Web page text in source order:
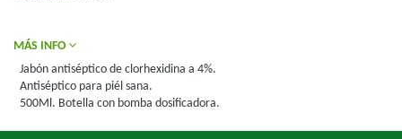
MÁS INFO
Jabón antiséptico de clorhexidina a 4%.
Antiséptico para piél sana.
500Ml. Botella con bomba dosificadora.